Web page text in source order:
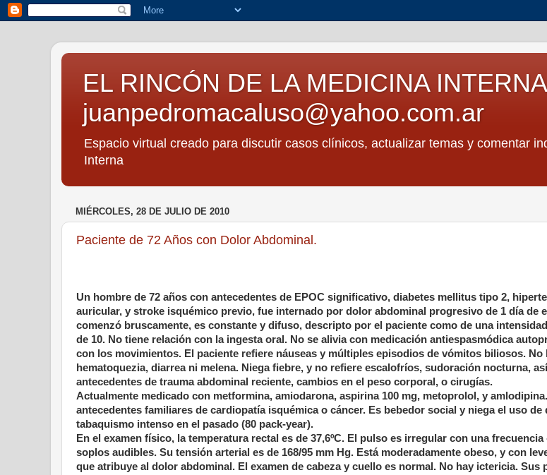
EL RINCÓN DE LA MEDICINA
juanpedromacaluso@yahoo.com.ar
Espacio virtual creado para discutir casos clínicos, actualizar temas y comentar
Interna
MIÉRCOLES, 28 DE JULIO DE 2010
Paciente de 72 Años con Dolor Abdominal.
Un hombre de 72 años con antecedentes de EPOC significativo, diabetes mellitus tipo 2,
auricular, y stroke isquémico previo, fue internado por dolor abdominal progresivo de 1 día de
comenzó bruscamente, es constante y difuso, descripto por el paciente como de una
de 10. No tiene relación con la ingesta oral. No se alivia con medicación antiespasmódica
con los movimientos. El paciente refiere náuseas y múltiples episodios de vómitos biliosos. No
hematoquezia, diarrea ni melena. Niega fiebre, y no refiere escalofríos, sudoración nocturna,
antecedentes de trauma abdominal reciente, cambios en el peso corporal, o cirugías.
Actualmente medicado con metformina, amiodarona, aspirina 100 mg, metoprolol, y
antecedentes familiares de cardiopatía isquémica o cáncer. Es bebedor social y niega el uso
tabaquismo intenso en el pasado (80 pack-year).
En el examen físico, la temperatura rectal es de 37,6ºC. El pulso es irregular con una
soplos audibles. Su tensión arterial es de 168/95 mm Hg. Está moderadamente obeso, y con
que atribuye al dolor abdominal. El examen de cabeza y cuello es normal. No hay ictericia. Sus